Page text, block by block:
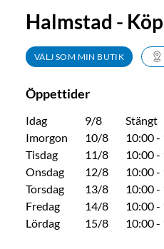
Halmstad -
VÄLJ SOM MIN BUTIK
Öppettider
Idag
Imorgon
Tisdag
Onsdag
Torsdag
Fredag
Lördag
9/8
10/8
11/8
12/8
13/8
14/8
15/8
Stängt
10:00 -
10:00 -
10:00 -
10:00 -
10:00 -
10:00 -